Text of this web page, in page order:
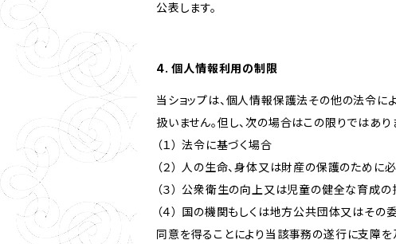
公表します。
4. 個人情報利用の制限
当ショップは、個人情報保護法その他の法令
扱いません。但し、次の場合はこの限りではあり
（１） 法令に基づく場合
（２） 人の生命、身体又は財産の保護のため
（３） 公衆衛生の向上又は児童の健全な育成
（４） 国の機関もしくは地方公共団体又はそ
同意を得ることにより当該事務の遂行に支障